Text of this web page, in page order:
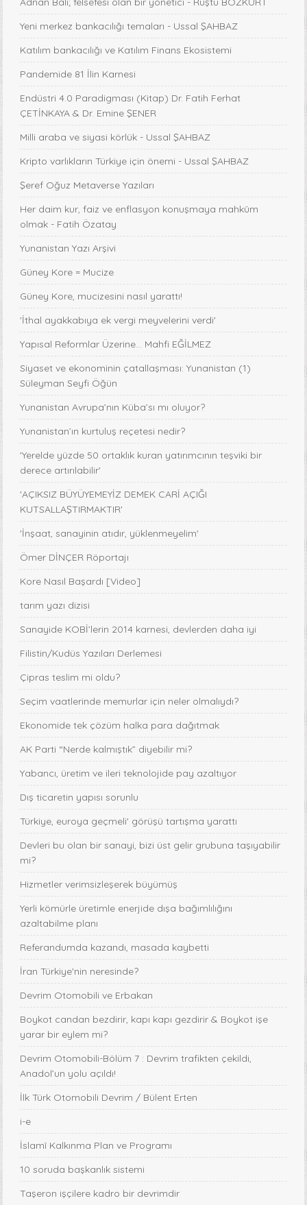
Yeni merkez bankacılığı temaları - Ussal ŞAHBAZ
Katılım bankacılığı ve Katılım Finans Ekosistemi
Pandemide 81 İlin Karnesi
Endüstri 4.0 Paradigması (Kitap) Dr. Fatih Ferhat
ÇETİNKAYA & Dr. Emine ŞENER
Milli araba ve siyasi körlük - Ussal ŞAHBAZ
Kripto varlıkların Türkiye için önemi - Ussal ŞAHBAZ
Şeref Oğuz Metaverse Yazıları
Her daim kur, faiz ve enflasyon konuşmaya mahkûm
olmak - Fatih Özatay
Yunanistan Yazı Arşivi
Güney Kore = Mucize
Güney Kore, mucizesini nasıl yarattı!
'İthal ayakkabıya ek vergi meyvelerini verdi'
Yapısal Reformlar Üzerine... Mahfi EĞİLMEZ
Siyaset ve ekonominin çatallaşması: Yunanistan (1)
Süleyman Seyfi Öğün
Yunanistan Avrupa’nın Küba’sı mı oluyor?
Yunanistan’ın kurtuluş reçetesi nedir?
'Yerelde yüzde 50 ortaklık kuran yatırımcının teşviki bir
derece artırılabilir'
'AÇIKSIZ BÜYÜYEMEYİZ DEMEK CARİ AÇIĞI
KUTSALLAŞTIRMAKTIR'
'İnşaat, sanayinin atıdır, yüklenmeyelim'
Ömer DİNÇER Röportajı
Kore Nasıl Başardı [Video]
tarım yazı dizisi
Sanayide KOBİ’lerin 2014 karnesi, devlerden daha iyi
Filistin/Kudüs Yazıları Derlemesi
Çipras teslim mi oldu?
Seçim vaatlerinde memurlar için neler olmalıydı?
Ekonomide tek çözüm halka para dağıtmak
AK Parti “Nerde kalmıştık” diyebilir mi?
Yabancı, üretim ve ileri teknolojide pay azaltıyor
Dış ticaretin yapısı sorunlu
Türkiye, euroya geçmeli' görüşü tartışma yarattı
Devleri bu olan bir sanayi, bizi üst gelir grubuna taşıyabilir
mi?
Hizmetler verimsizleşerek büyümüş
Yerli kömürle üretimle enerjide dışa bağımlılığını
azaltabilme planı
Referandumda kazandı, masada kaybetti
İran Türkiye'nin neresinde?
Devrim Otomobili ve Erbakan
Boykot candan bezdirir, kapı kapı gezdirir & Boykot işe
yarar bir eylem mi?
Devrim Otomobili-Bölüm 7 : Devrim trafikten çekildi,
Anadol’un yolu açıldı!
İlk Türk Otomobili Devrim / Bülent Erten
i-e
İslamî Kalkınma Plan ve Programı
10 soruda başkanlık sistemi
Taşeron işçilere kadro bir devrimdir